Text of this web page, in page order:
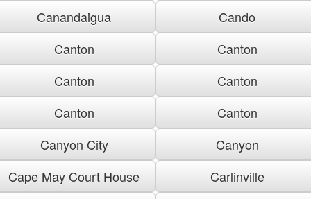
Canandaigua
Cando
Canton
Canton
Canton
Canton
Canton
Canton
Canyon City
Canyon
Cape May Court House
Carlinville